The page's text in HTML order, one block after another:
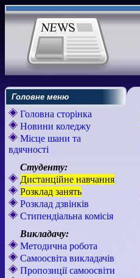
Головне меню
Головна сторінка
Новини коледжу
Місце шани та
вдячності
Студенту:
Дистанційне навчання
Розклад занять
Розклад дзвінків
Стипендіальна комісія
Викладачу:
Методична робота
Самоосвіта викладачів
Пропозиції самоосвіти